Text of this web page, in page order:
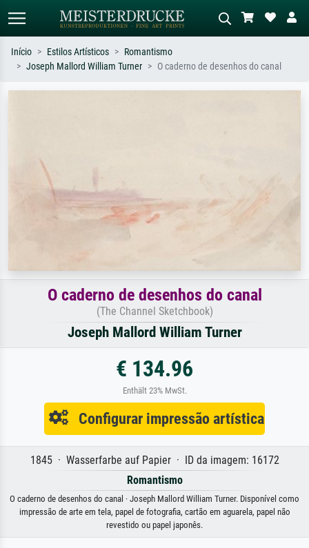
Início Estilos Artísticos
Romantismo
Joseph Mallord William Turner
O caderno de desenhos do canal
O caderno de desenhos do canal
(The Channel Sketchbook)
Joseph Mallord William Turner
€ 134.96
Enthält 23% MwSt.
Configurar impressão artística
1845 · Wasserfarbe auf Papier · ID da imagem: 16172
Romantismo
O caderno de desenhos do canal · Joseph Mallord William Turner. Disponível como
impressão de arte em tela, papel de fotografia, cartão em aguarela, papel não
revestido ou papel japonês.